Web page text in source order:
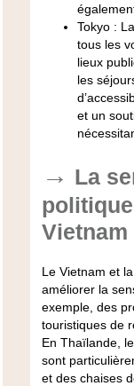
Tokyo: La
tous les
lieux
les
et un
La
Vietnam
Le Vietnam et
améliorer la
exemple, des
touristiques de
En Thaïlande,
sont
et des chaises